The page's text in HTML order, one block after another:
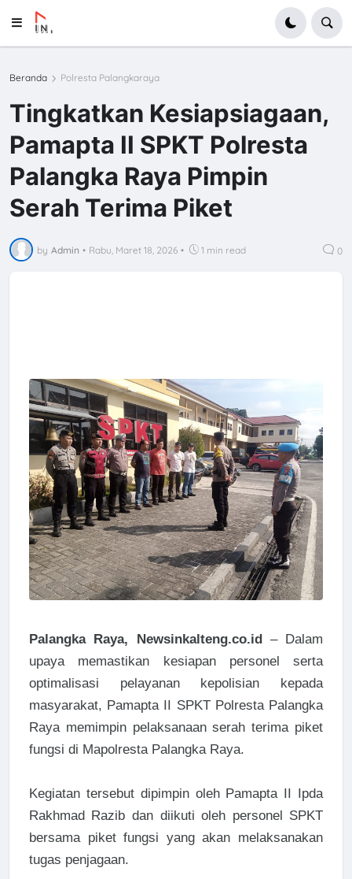
Beranda Polresta Palangkaraya
Tingkatkan Kesiapsiagaan,
Pamapta II SPKT Polresta
Palangka Raya Pimpin
Serah Terima Piket
by Admin • Rabu, Maret 18, 2026 • 1 min read 0
Palangka Raya, Newsinkalteng.co.id– Dalam
upaya memastikan kesiapan personel serta
optimalisasi pelayanan kepolisian kepada
masyarakat, Pamapta II SPKT Polresta Palangka
Raya memimpin pelaksanaan serah terima piket
fungsi di Mapolresta Palangka Raya.
Kegiatan tersebut dipimpin oleh Pamapta II Ipda
Rakhmad Razib dan diikuti oleh personel SPKT
bersama piket fungsi yang akan melaksanakan
tugas penjagaan.